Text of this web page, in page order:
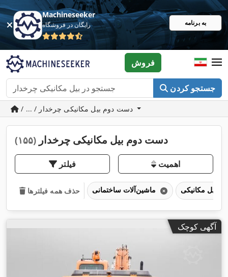
Machineseeker
رایگان در فروشگاه به برنامه
جستجو کردن
فروش
دست دوم بیل مکانیکی چرخدار (۱۵۵)
فیلتر اهمیت
حذف همه فیلترها
آگهی کوچک